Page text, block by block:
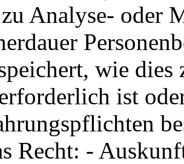
Analyse- oder
wie
ist
Recht: -